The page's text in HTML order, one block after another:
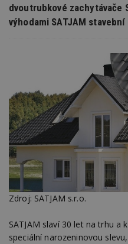
dvoutrubkové zachytávače
výhodami SATJAM
Zdroj: SATJAM s.r.o.
SATJAM slaví 30 let na trhu
speciální narozeninovou